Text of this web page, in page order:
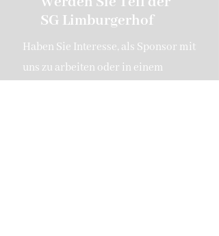
SG Limburgerhof
Haben Sie Interesse, als Sponsor mit
uns zu arbeiten oder in einem